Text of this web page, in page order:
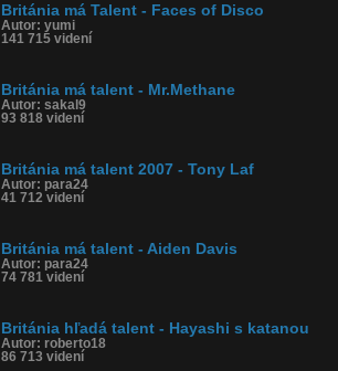
Británia má Talent - Faces of Disco
Autor: yumi
141 715 videní
Británia má talent - Mr.Methane
Autor: sakal9
93 818 videní
Británia má talent 2007 - Tony Laf
Autor: para24
41 712 videní
Británia má talent - Aiden Davis
Autor: para24
74 781 videní
Británia hľadá talent - Hayashi s katanou
Autor: roberto18
86 713 videní